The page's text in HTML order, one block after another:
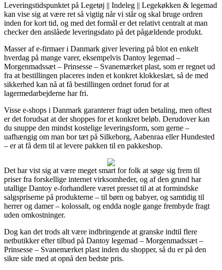
Leveringstidspunktet på Legetøj || Indeleg || Legekøkken & legemad
kan vise sig at være ret så vigtig når vi står og skal bruge ordren
inden for kort tid, og med det formål er det relativt centralt at man
checker den anslåede leveringsdato på det pågældende produkt.
Masser af e-firmaer i Danmark giver levering på blot en enkelt
hverdag på mange varer, eksempelvis Dantoy legemad –
Morgenmadssæt – Prinsesse – Svanemærket plast, som er regnet ud
fra at bestillingen placeres inden et konkret klokkeslæt, så de med
sikkerhed kan nå at få bestillingen ordnet forud for at
lagermedarbejderne har fri.
Visse e-shops i Danmark garanterer fragt uden betaling, men oftest
er det forudsat at der shoppes for et konkret beløb. Derudover kan
du snuppe den mindst kostelige leveringsform, som gerne –
uafhængig om man bor tæt på Silkeborg, Aabenraa eller Hundested
– er at få dem til at levere pakken til en pakkeshop.
Det har vist sig at være meget smart for folk at søge sig frem til
priser fra forskellige internet virksomheder, og af den grund har
utallige Dantoy e-forhandlere været presset til at at formindske
salgspriserne på produkterne – til børn og babyer, og samtidig til
herrer og damer – kolossalt, og endda nogle gange frembyde fragt
uden omkostninger.
Dog kan det trods alt være indbringende at granske indtil flere
netbutikker efter tilbud på Dantoy legemad – Morgenmadssæt –
Prinsesse – Svanemærket plast inden du shopper, så du er på den
sikre side med at opnå den bedste pris.